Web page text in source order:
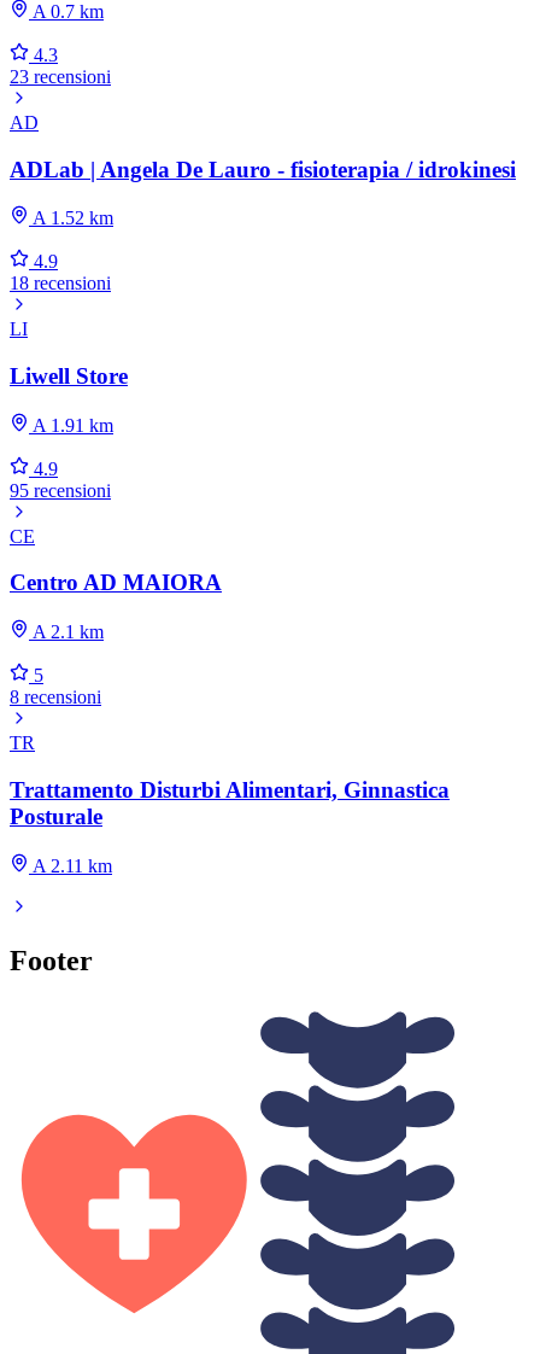
A 0.7 km
4.3
23 recensioni
AD
ADLab | Angela De Lauro - fisioterapia / idrokinesi
A 1.52 km
4.9
18 recensioni
LI
Liwell Store
A 1.91 km
4.9
95 recensioni
CE
Centro AD MAIORA
A 2.1 km
5
8 recensioni
TR
Trattamento Disturbi Alimentari, Ginnastica
Posturale
A 2.11 km
Footer